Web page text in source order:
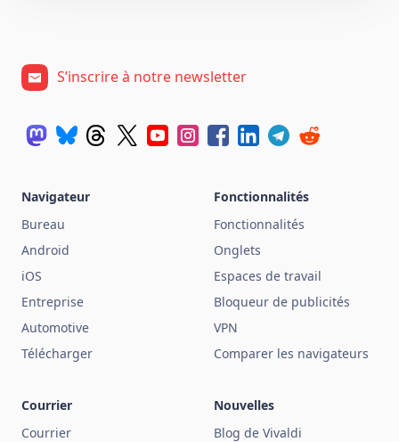
S’inscrire à notre newsletter
Navigateur
Bureau
Android
iOS
Entreprise
Automotive
Télécharger
Fonctionnalités
Fonctionnalités
Onglets
Espaces de travail
Bloqueur de publicités
VPN
Comparer les navigateurs
Courrier
Courrier
Nouvelles
Blog de Vivaldi